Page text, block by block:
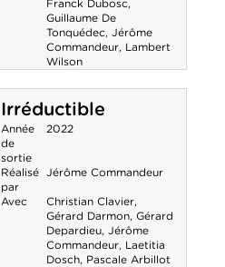
Franck Dubosc,
Guillaume De
Tonquédec, Jérôme
Commandeur, Lambert
Wilson
Irréductible
Année
de
sortie
2022
Réalisé
par
Jérôme Commandeur
Avec Christian Clavier,
Gérard Darmon, Gérard
Depardieu, Jérôme
Commandeur, Laetitia
Dosch, Pascale Arbillot